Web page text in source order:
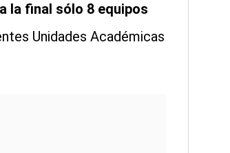
la final sólo 8 equipos
Unidades Académicas